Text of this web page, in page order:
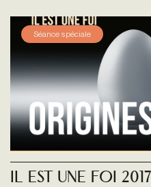
Séance spéciale
Il est une foi 2017